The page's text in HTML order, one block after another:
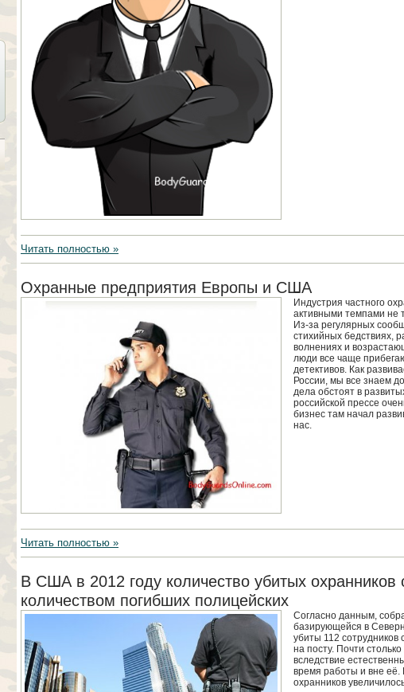
Читать полностью »
Охранные предприятия Европы и США
Индустрия частного
активными темпами не
Из-за регулярных
стихийных бедствиях,
волнениях и
люди все чаще
детективов. Как
России, мы все знаем
дела обстоят в
российской прессе
бизнес там начал
нас.
Читать полностью »
В США в 2012 году количество убитых охранников
количеством погибших полицейских
Согласно данным,
базирующейся в
убиты 112 сотрудников
на посту. Почти
вследствие
время работы и вне её.
охранников